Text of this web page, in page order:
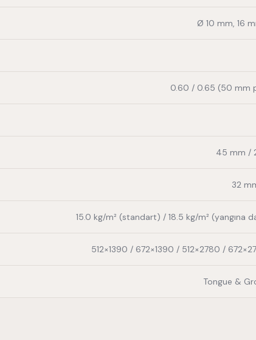
Ø 10 mm, 16
0.60 / 0.65 (50 mm
45 mm /
32
15.0 kg/m² (standart) / 18.5 kg/m² (yangına
512×1390 / 672×1390 / 512×2780 /
Tongue &